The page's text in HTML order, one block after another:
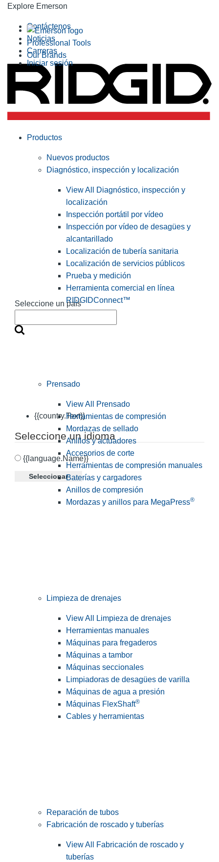
Explore Emerson
Professional Tools
Our Brands
Contáctenos
Noticias
Carreras
Iniciar sesión
Seleccione un país
{{country.Text}}
Seleccione un idioma
{{language.Name}}
Seleccionar
Productos
Nuevos productos
Diagnóstico, inspección y localización
View All Diagnóstico, inspección y
localización
Inspección portátil por vídeo
Inspección por vídeo de desagües y
alcantarillado
Localización de tubería sanitaria
Localización de servicios públicos
Prueba y medición
Herramienta comercial en línea
RIDGIDConnect™
Prensado
View All Prensado
Herramientas de compresión
Mordazas de sellado
Anillos y actuadores
Accesorios de corte
Herramientas de compresión manuales
Baterías y cargadores
Anillos de compresión
Mordazas y anillos para MegaPress®
Limpieza de drenajes
View All Limpieza de drenajes
Herramientas manuales
Máquinas para fregaderos
Máquinas a tambor
Máquinas seccionales
Limpiadoras de desagües de varilla
Máquinas de agua a presión
Máquinas FlexShaft®
Cables y herramientas
Reparación de tubos
Fabricación de roscado y tuberías
View All Fabricación de roscado y
tuberías